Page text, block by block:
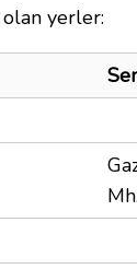
yerler:
Mh.